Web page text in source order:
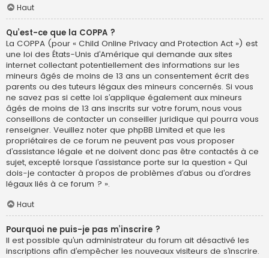
Haut
Qu’est-ce que la COPPA ?
La COPPA (pour « Child Online Privacy and Protection Act ») est
une loi des États-Unis d’Amérique qui demande aux sites
internet collectant potentiellement des informations sur les
mineurs âgés de moins de 13 ans un consentement écrit des
parents ou des tuteurs légaux des mineurs concernés. Si vous
ne savez pas si cette loi s’applique également aux mineurs
âgés de moins de 13 ans inscrits sur votre forum, nous vous
conseillons de contacter un conseiller juridique qui pourra vous
renseigner. Veuillez noter que phpBB Limited et que les
propriétaires de ce forum ne peuvent pas vous proposer
d’assistance légale et ne doivent donc pas être contactés à ce
sujet, excepté lorsque l’assistance porte sur la question « Qui
dois-je contacter à propos de problèmes d’abus ou d’ordres
légaux liés à ce forum ? ».
Haut
Pourquoi ne puis-je pas m’inscrire ?
Il est possible qu’un administrateur du forum ait désactivé les
inscriptions afin d’empêcher les nouveaux visiteurs de s’inscrire.